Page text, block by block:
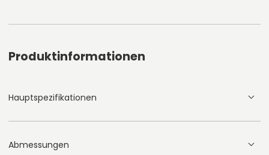
Produktinformationen
Hauptspezifikationen
Abmessungen